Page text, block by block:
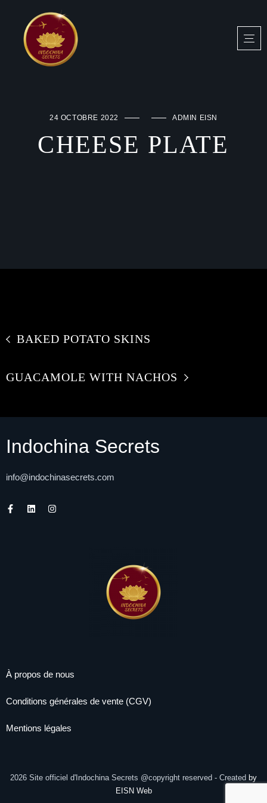
24 OCTOBRE 2022 ADMIN EISN
CHEESE PLATE
BAKED POTATO SKINS
GUACAMOLE WITH NACHOS
Indochina Secrets
info@indochinasecrets.com
À propos de nous
Conditions générales de vente (CGV)
Mentions légales
2026 Site officiel d'Indochina Secrets @copyright reserved - Created by
EISN Web
Instagram